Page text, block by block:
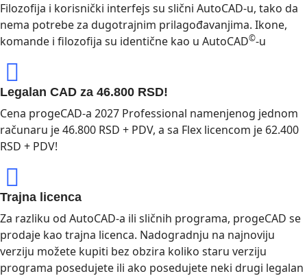
Filozofija i korisnički interfejs su slični AutoCAD-u, tako da
nema potrebe za dugotrajnim prilagođavanjima. Ikone,
komande i filozofija su identične kao u AutoCAD©-u
Legalan CAD za 46.800 RSD!
Cena progeCAD-a 2027 Professional namenjenog jednom
računaru je 46.800 RSD + PDV, a sa Flex licencom je 62.400
RSD + PDV!
Trajna licenca
Za razliku od AutoCAD-a ili sličnih programa, progeCAD se
prodaje kao trajna licenca. Nadogradnju na najnoviju
verziju možete kupiti bez obzira koliko staru verziju
programa posedujete ili ako posedujete neki drugi legalan